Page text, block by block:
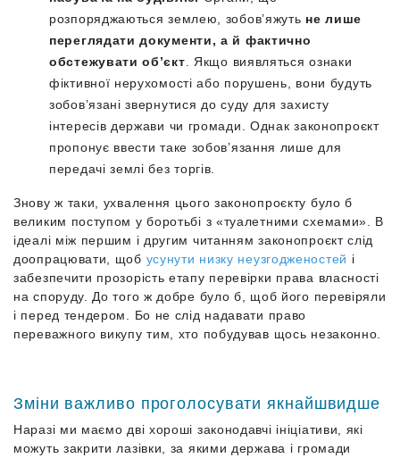
розпоряджаються землею, зобов’яжуть не лише
переглядати документи, а й фактично
обстежувати об’єкт . Якщо виявляться ознаки
фіктивної нерухомості або порушень, вони будуть
зобов’язані звернутися до суду для захисту
інтересів держави чи громади. Однак законопроєкт
пропонує ввести таке зобов’язання лише для
передачі землі без торгів.
Знову ж таки, ухвалення цього законопроєкту було б
великим поступом у боротьбі з «туалетними схемами». В
ідеалі між першим і другим читанням законопроєкт слід
доопрацювати, щоб усунути низку неузгодженостей і
забезпечити прозорість етапу перевірки права власності
на споруду. До того ж добре було б, щоб його перевіряли
і перед тендером. Бо не слід надавати право
переважного викупу тим, хто побудував щось незаконно.
Зміни важливо проголосувати якнайшвидше
Наразі ми маємо дві хороші законодавчі ініціативи, які
можуть закрити лазівки, за якими держава і громади